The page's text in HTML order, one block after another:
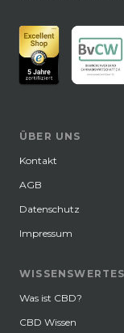
ÜBER UNS
Kontakt
AGB
Datenschutz
Impressum
WISSENSWERTES
Was ist CBD?
CBD Wissen